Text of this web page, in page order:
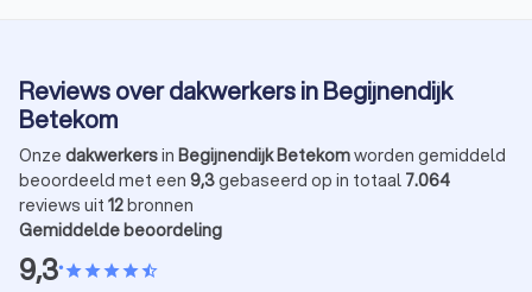
Reviews over dakwerkers in Begijnendijk
Betekom
Onze dakwerkersin Begijnendijk Betekomworden gemiddeld
beoordeeld met een 9,3gebaseerd op in totaal 7.064
reviews uit 12bronnen
Gemiddelde beoordeling
9,3•starstarstarstarstar_half